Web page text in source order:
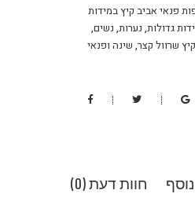
פנאי אביב קיץ במידות
גדולות, נערות, נשים,
קיץ שרוול קצר, שינה ופנאי
חוות דעת (0)